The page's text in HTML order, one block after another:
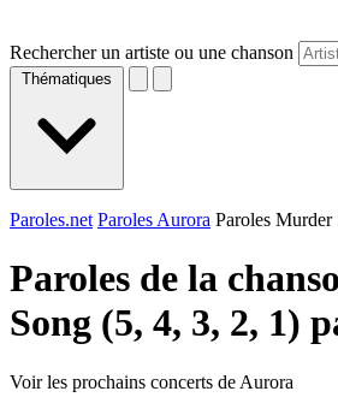
Rechercher un artiste ou une chanson
Thématiques
Paroles.net Paroles Aurora Paroles
Paroles de la
Song (5, 4, 3, 2, 1)
Voir les prochains concerts de Aurora